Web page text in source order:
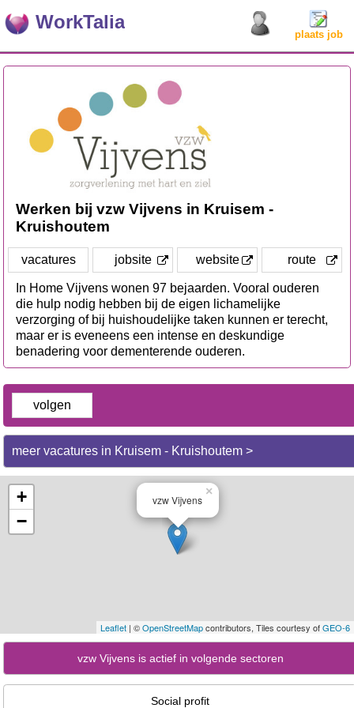
WorkTalia
plaats job
Werken bij vzw Vijvens in Kruisem -
Kruishoutem
vacatures jobsite website route
In Home Vijvens wonen 97 bejaarden. Vooral ouderen
die hulp nodig hebben bij de eigen lichamelijke
verzorging of bij huishoudelijke taken kunnen er terecht,
maar er is eveneens een intense en deskundige
benadering voor dementerende ouderen.
volgen
meer vacatures in Kruisem - Kruishoutem >
vzw Vijvens
×
+
−
Leaflet | ©OpenStreetMapcontributors, Tiles courtesy ofGEO-6
vzw Vijvens is actief in volgende sectoren
Social profit